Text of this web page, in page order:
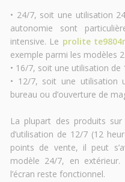
• 24/7, soit une utilisation
autonomie sont
intensive. Le prolite
exemple parmi les modèles
• 16/7, soit une utilisation de
• 12/7, soit une utilisation
bureau ou d’ouverture de
La plupart des produits
d’utilisation de 12/7 (12
points de vente, il peut
modèle 24/7, en
l’écran reste fonctionnel.